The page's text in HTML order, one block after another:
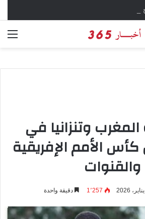
وتنزانيا في
من كأس الأمم الإفريقية
1٬257 دقيقة واحدة